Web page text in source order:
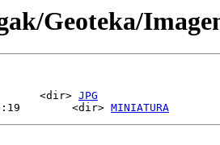
Geoteka/
<dir> JPG
<dir> MINIATURA